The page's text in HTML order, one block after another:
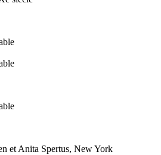
et Anita Spertus, New York